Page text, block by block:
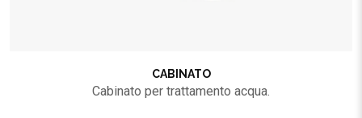
CABINATO
Cabinato per trattamento acqua.